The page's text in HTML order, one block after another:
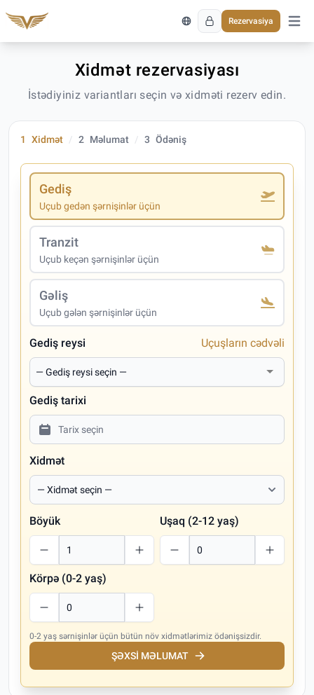
Rezervasiya
Əsas
Xidmət rezervasiyası
İstədiyiniz variantları seçin və xidməti rezerv edin.
1 Xidmət 2 Məlumat 3 Ödəniş
Gediş
Uçub gedən şərnişinlər üçün
Tranzit
Uçub keçən şərnişinlər üçün
Gəliş
Uçub gələn şərnişinlər üçün
Gediş reysi Uçuşların cədvəli
Gediş tarixi
Xidmət
Böyük Uşaq (2-12 yaş)
Körpə (0-2 yaş)
0-2 yaş sərnişinlər üçün bütün növ xidmətlərimiz ödənişsizdir.
ŞƏXSI MƏLUMAT